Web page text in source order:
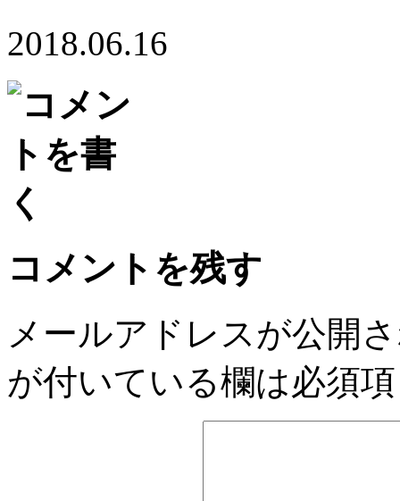
2018.06.16
コメントを残す
メールアドレスが公開
が付いている欄は必須